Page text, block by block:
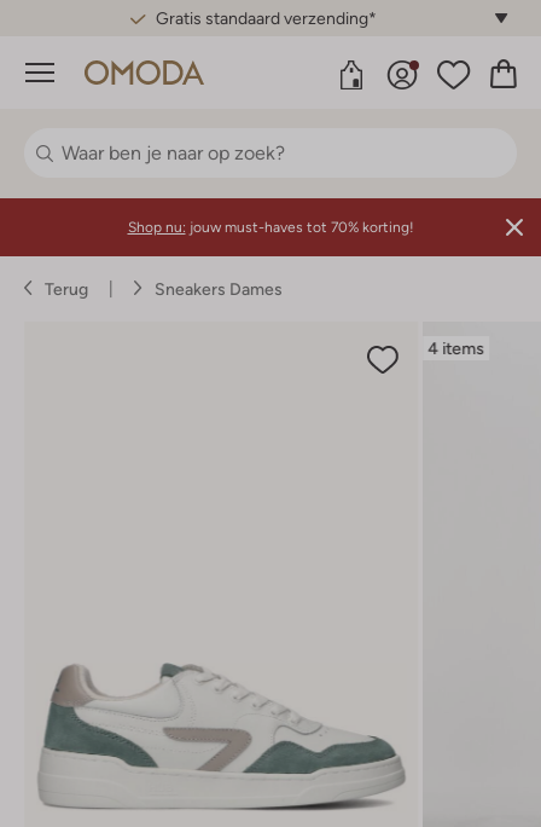
Gratis standaard verzending*
Menu
Shop nu: jouw must-haves tot 70% korting!
Terug Sneakers Dames
4 items